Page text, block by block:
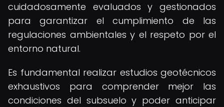
cuidadosamente evaluados y gestionados
para garantizar el cumplimiento de las
regulaciones ambientales y el respeto por el
entorno natural.
Es fundamental realizar estudios geotécnicos
exhaustivos para comprender mejor las
condiciones del subsuelo y poder anticipar